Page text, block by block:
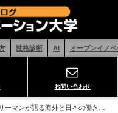
性格診断 AI オープンイノ
お問い合わせ
ーマンが語る海外と日本の働き方